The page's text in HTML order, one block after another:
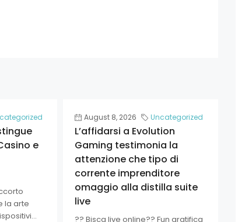
e
la arte
August 8, 2026 Uncategorized
L’affidarsi a Evolution
Gaming testimonia la
attenzione che tipo di
corrente imprenditore
omaggio alla distilla suite
live
?? Bisca live online?? Fun gratifica